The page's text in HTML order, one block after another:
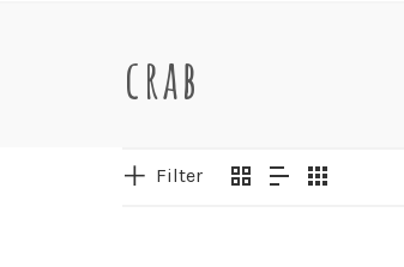
crab
Filter